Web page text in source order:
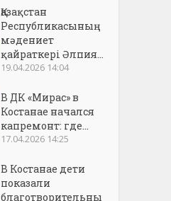
Қазақстан
Республикасының
мәдениет
қайраткері Әлпия...
19.04.2026 14:04
В ДК «Мирас» в
Костанае начался
капремонт: где...
17.04.2026 14:25
В Костанае дети
показали
благотворительны